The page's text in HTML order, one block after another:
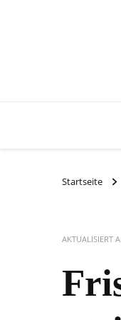
Startseite
AKTUALISIERT